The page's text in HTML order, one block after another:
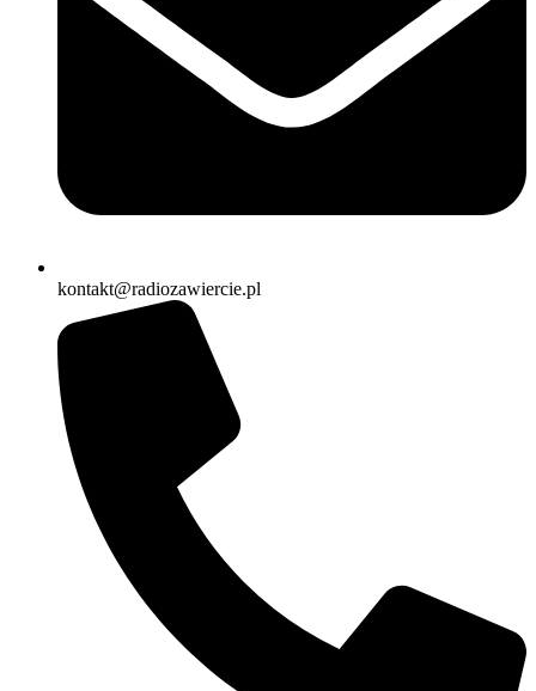
kontakt@radiozawiercie.pl